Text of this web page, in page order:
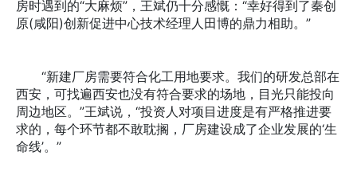
房时遇到的“大麻烦”，王斌仍十分感慨：“幸好得到了秦创
原(咸阳)创新促进中心技术经理人田博的鼎力相助。”
“新建厂房需要符合化工用地要求。我们的研发总部在
西安，可找遍西安也没有符合要求的场地，目光只能投向
周边地区。”王斌说，“投资人对项目进度是有严格推进要
求的，每个环节都不敢耽搁，厂房建设成了企业发展的‘生
命线’。”